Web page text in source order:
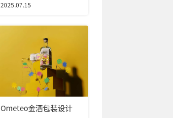
2025.07.15
Ometeo金酒包装设计